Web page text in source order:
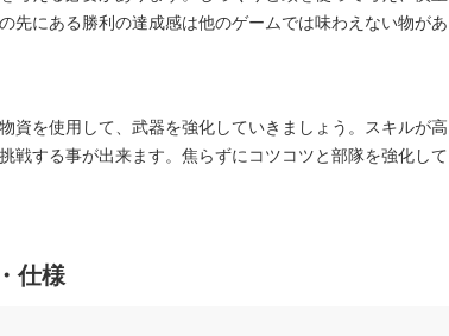
先にある勝利の達成感は他のゲームでは味わえない物があ
資を使用して、武器を強化していきましょう。スキルが高
戦する事が出来ます。焦らずにコツコツと部隊を強化して
仕様